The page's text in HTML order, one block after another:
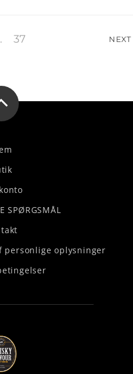
37 NEXT
SPØRGSMÅL
personlige oplysninger